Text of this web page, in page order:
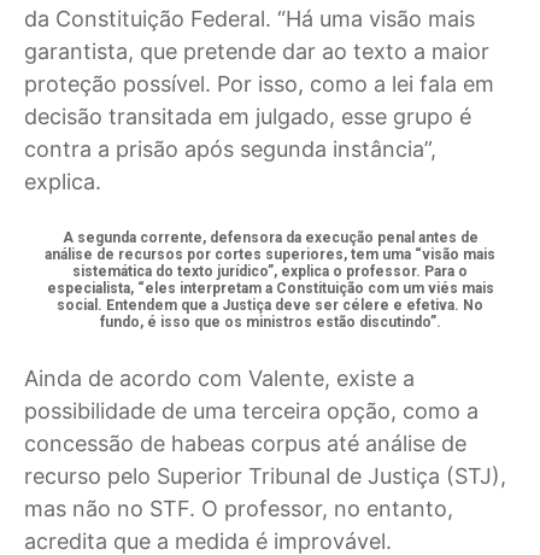
da Constituição Federal. “Há uma visão mais
garantista, que pretende dar ao texto a maior
proteção possível. Por isso, como a lei fala em
decisão transitada em julgado, esse grupo é
contra a prisão após segunda instância”,
explica.
A segunda corrente, defensora da execução penal antes de
análise de recursos por cortes superiores, tem uma “visão mais
sistemática do texto jurídico”, explica o professor. Para o
especialista, “eles interpretam a Constituição com um viés mais
social. Entendem que a Justiça deve ser célere e efetiva. No
fundo, é isso que os ministros estão discutindo”.
Ainda de acordo com Valente, existe a
possibilidade de uma terceira opção, como a
concessão de habeas corpus até análise de
recurso pelo Superior Tribunal de Justiça (STJ),
mas não no STF. O professor, no entanto,
acredita que a medida é improvável.